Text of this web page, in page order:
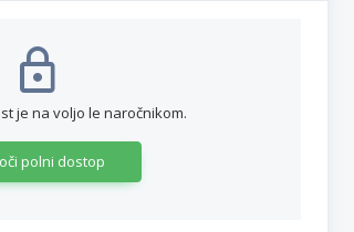
je na voljo le naročnikom.
polni dostop